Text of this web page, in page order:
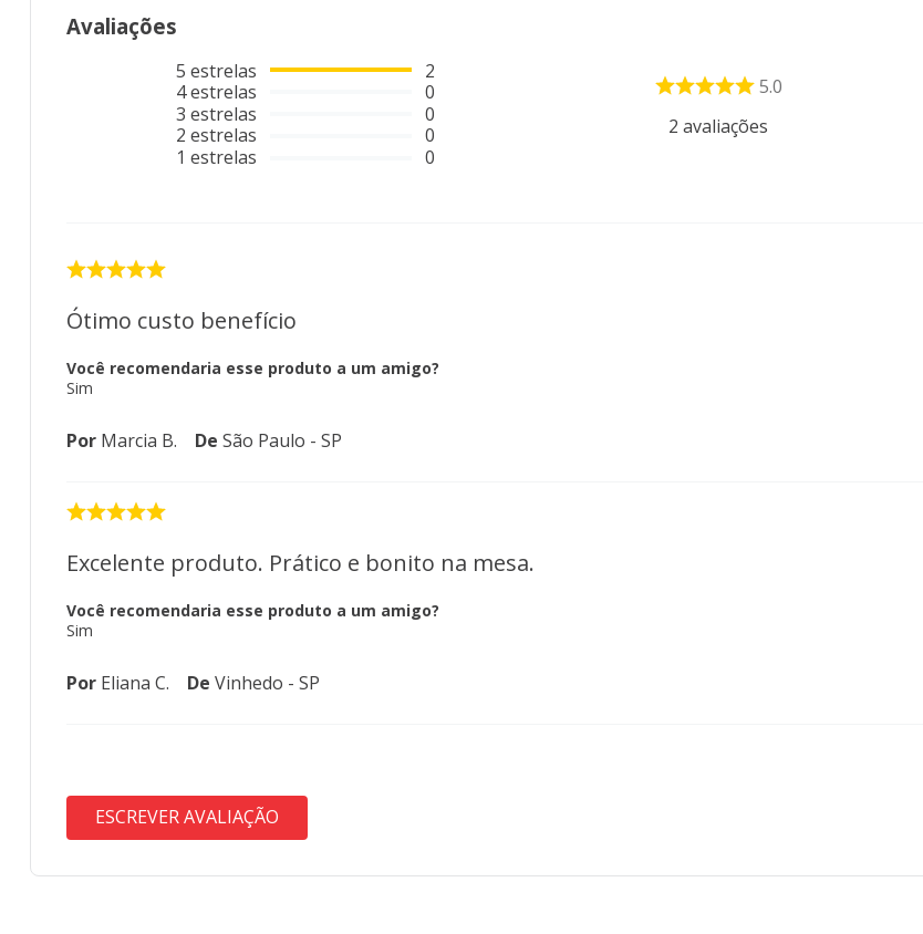
Avaliações
5 estrelas
4estrelas
3 estrelas
2 estrelas
1 estrelas
2
0
0
0
0
5.0
2 avaliações
Ótimo custo benefício
Você recomendaria esse produto a um amigo?
Sim
Por Marcia B. De São Paulo - SP
Excelente produto. Prático e bonito na mesa.
Você recomendaria esse produto a um amigo?
Sim
Por Eliana C. De Vinhedo - SP
ESCREVER AVALIAÇÃO